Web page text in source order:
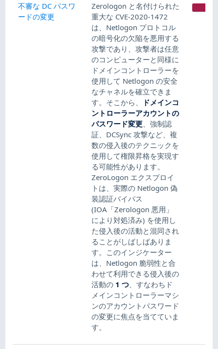
不審な DC パスワ
ードの変更
Zerologon と名付けられた
重大な CVE-2020-1472
は、Netlogon プロトコル
の暗号化の欠陥を悪用する
攻撃であり、攻撃者は任意
のコンピューターと同様に
ドメインコントローラーを
使用して Netlogon の安全
なチャネルを確立できま
す。そこから、
ドメインコ
ントローラーアカウントの
パスワード変更 ​、強制認
証、DCSync 攻撃など、複
数の侵入後のテクニックを
使用して権限昇格を実現す
る可能性があります。
ZeroLogon エクスプロイ
トは、実際の Netlogon 偽
装認証バイパス
(IOA「Zerologon 悪用」
により対処済み) を使用し
た侵入後の活動と混同され
ることがしばしばありま
す。このインジケーター
は、Netlogon 脆弱性と合
わせて利用できる侵入後の
活動の 1 つ ​、すなわちド
メインコントローラーマシ
ンのアカウントパスワード
の変更に焦点を当てていま
す。